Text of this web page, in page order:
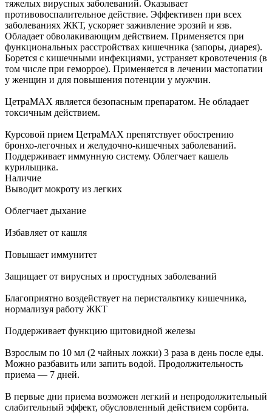
тяжелых вирусных заболеваний. Оказывает
противовоспалительное действие. Эффективен при всех
заболеваниях ЖКТ, ускоряет заживление эрозий и язв.
Обладает обволакивающим действием. Применяется при
функциональных расстройствах кишечника (запоры, диарея).
Борется с кишечными инфекциями, устраняет кровотечения (в
том числе при геморрое). Применяется в лечении мастопатии
у женщин и для повышения потенции у мужчин.
ЦетраMAX является безопасным препаратом. Не обладает
токсичным действием.
Курсовой прием ЦетраMAX препятствует обострению
бронхо-легочных и желудочно-кишечных заболеваний.
Поддерживает иммунную систему. Облегчает кашель
курильщика.
Наличие
Выводит мокроту из легких
Облегчает дыхание
Избавляет от кашля
Повышает иммунитет
Защищает от вирусных и простудных заболеваний
Благоприятно воздействует на перистальтику кишечника,
нормализуя работу ЖКТ
Поддерживает функцию щитовидной железы
Взрослым по 10 мл (2 чайных ложки) 3 раза в день после еды.
Можно разбавить или запить водой. Продолжительность
приема ― 7 дней.
В первые дни приема возможен легкий и непродолжительный
слабительный эффект, обусловленный действием сорбита.